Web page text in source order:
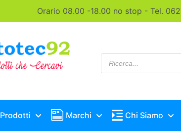
Orario 08.00 -18.00 no stop - Tel.
Products
search
Prodotti Marchi Chi Siamo